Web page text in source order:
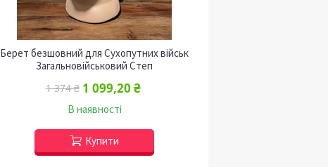
Берет безшовний для Сухопутних військ
Загальновійськовий Степ
1 374 ₴ 1 099,20 ₴
В наявності
Купити